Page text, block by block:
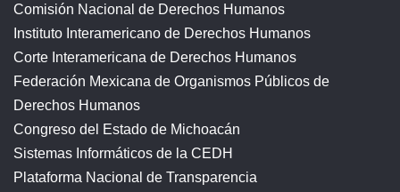
Comisión Nacional de Derechos Humanos
Instituto Interamericano de Derechos Humanos
Corte Interamericana de Derechos Humanos
Federación Mexicana de Organismos Públicos de
Derechos Humanos
Congreso del Estado de Michoacán
Sistemas Informáticos de la CEDH
Plataforma Nacional de Transparencia